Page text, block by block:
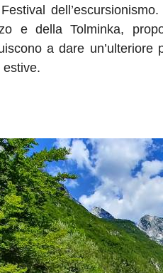
e della Tolminka,
a dare un’ulteriore